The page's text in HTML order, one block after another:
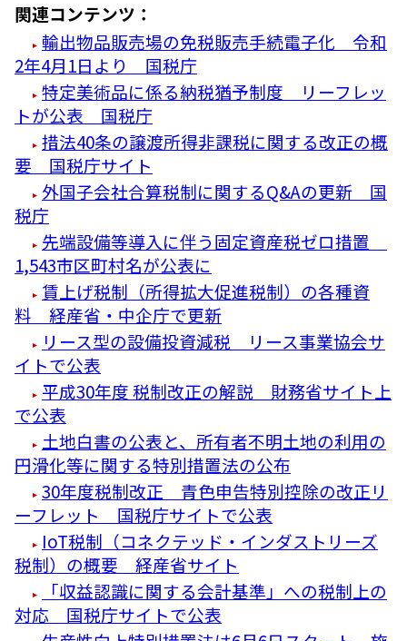
関連コンテンツ：
輸出物品販売場の免税販売手続電子化 令和
2年4月1日より 国税庁
特定美術品に係る納税猶予制度 リーフレッ
トが公表 国税庁
措法40条の譲渡所得非課税に関する改正の概
要 国税庁サイト
外国子会社合算税制に関するQ&Aの更新 国
税庁
先端設備等導入に伴う固定資産税ゼロ措置
1,543市区町村名が公表に
賃上げ税制（所得拡大促進税制）の各種資
料 経産省・中企庁で更新
リース型の設備投資減税 リース事業協会サ
イトで公表
平成30年度 税制改正の解説 財務省サイト上
で公表
土地白書の公表と、所有者不明土地の利用の
円滑化等に関する特別措置法の公布
30年度税制改正 青色申告特別控除の改正リ
ーフレット 国税庁サイトで公表
IoT税制（コネクテッド・インダストリーズ
税制）の概要 経産省サイト
「収益認識に関する会計基準」への税制上の
対応 国税庁サイトで公表